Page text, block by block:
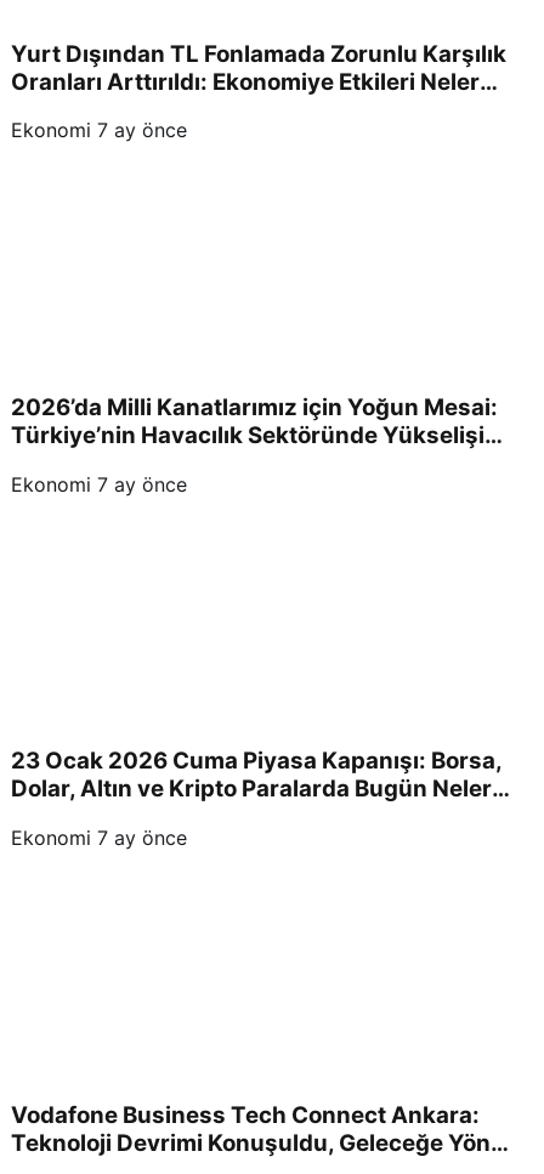
Yurt Dışından TL Fonlamada Zorunlu Karşılık
Oranları Arttırıldı: Ekonomiye Etkileri Neler
Ekonomi 7 ay önce
2026’da Milli Kanatlarımız için Yoğun Mesai:
Türkiye’nin Havacılık Sektöründe Yükselişi
Ekonomi 7 ay önce
23 Ocak 2026 Cuma Piyasa Kapanışı: Borsa,
Dolar, Altın ve Kripto Paralarda Bugün Neler
Ekonomi 7 ay önce
Vodafone Business Tech Connect Ankara:
Teknoloji Devrimi Konuşuldu, Geleceğe Yön